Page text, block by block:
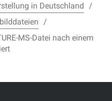
in Deutschland
MS-Datei nach einem